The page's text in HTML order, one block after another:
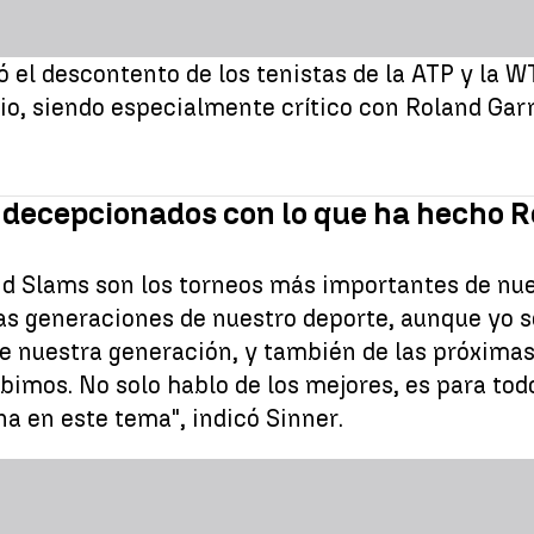
el descontento de los tenistas de la ATP y la
siendo especialmente crítico con Roland
con lo que ha hecho
Slams son los torneos más importantes de
generaciones de nuestro deporte, aunque yo
nuestra generación, y también de las
No solo hablo de los mejores, es para
en este tema", indicó Sinner.